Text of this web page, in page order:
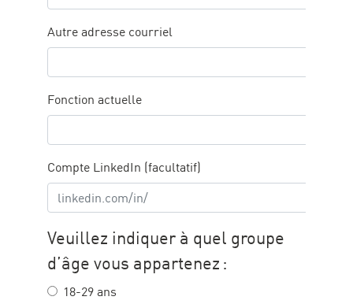
Autre adresse courriel
Fonction actuelle
Compte LinkedIn (facultatif)
Veuillez indiquer à quel groupe
d’âge vous appartenez :
18-29 ans